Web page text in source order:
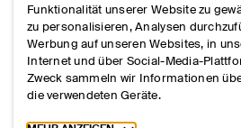
Funktionalität unserer Website zu
zu personalisieren, Analysen
Werbung auf unseren Websites, in
Internet und über Social-Media-
Zweck sammeln wir Informationen
die verwendeten Geräte.